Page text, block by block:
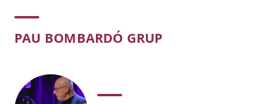
Concert
PAU BOMBARDÓ GRUP